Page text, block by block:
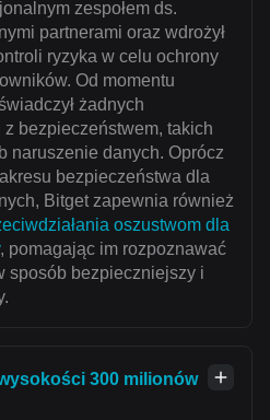
zespołem ds.
partnerami oraz wdrożył
ryzyka w celu ochrony
Od momentu
żadnych
bezpieczeństwem, takich
naruszenie danych. Oprócz
bezpieczeństwa dla
Bitget zapewnia również
oszustwom dla
, pomagając im rozpoznawać
sposób bezpieczniejszy i
300 milionów